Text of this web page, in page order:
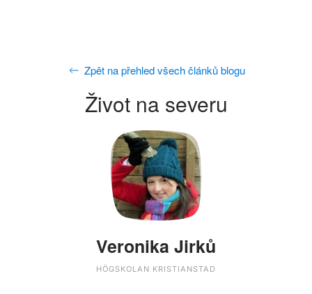
Zpět na přehled všech článků blogu
Život na severu
Veronika Jirků
HÖGSKOLAN KRISTIANSTAD